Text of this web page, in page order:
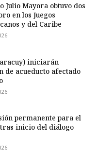
Julio Mayora obtuvo dos
en los Juegos
y del Caribe
iniciarán
de acueducto afectado
permanente para el
tras inicio del diálogo